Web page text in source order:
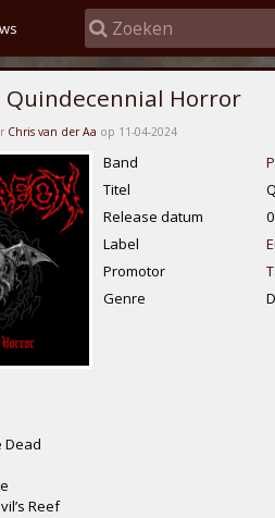
Quindecennial Horror
Chris van der Aa op 11-04-2024
Band
Titel
Release datum
Label
Promotor
Genre
Dead
Reef